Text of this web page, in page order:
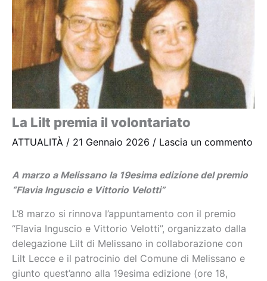
La Lilt premia il volontariato
ATTUALITÀ / 21 Gennaio 2026 / Lascia un commento
A marzo a Melissano la 19esima edizione del premio
“Flavia Inguscio e Vittorio Velotti”
L’8 marzo si rinnova l’appuntamento con il premio
“Flavia Inguscio e Vittorio Velotti”, organizzato dalla
delegazione Lilt di Melissano in collaborazione con
Lilt Lecce e il patrocinio del Comune di Melissano e
giunto quest’anno alla 19esima edizione (ore 18,